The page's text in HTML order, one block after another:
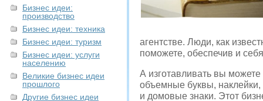
Бизнес идеи:
производство
Бизнес идеи: техника
Бизнес идеи: туризм
Бизнес идеи: услуги
населению
Великие бизнес идеи
прошлого
Другие бизнес идеи
агентстве. Люди, как
поможете, обеспечив и
А изготавливать вы
объемные буквы, наклейки,
и домовые знаки. Этот